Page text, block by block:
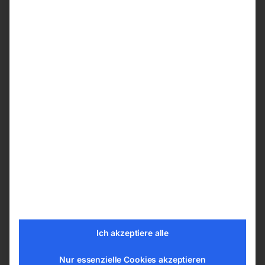
Rotationskopfes
Technische Details
Ich akzeptiere alle
Nur essenzielle Cookies akzeptieren